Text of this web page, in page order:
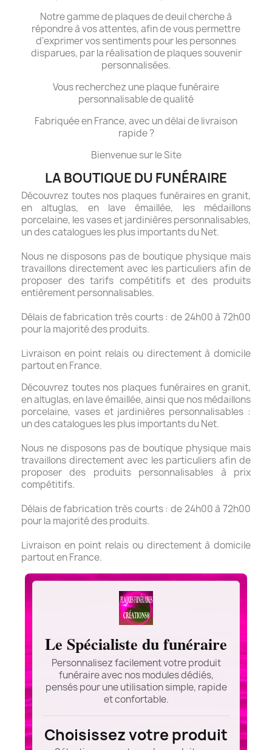
Notre gamme de plaques de deuil cherche à
répondre à vos attentes, afin de vous permettre
d'exprimer vos sentiments pour les personnes
disparues, par la réalisation de plaques souvenir
personnalisées.
Vous recherchez une plaque funéraire
personnalisable de qualité
Fabriquée en France, avec un délai de livraison
rapide ?
Bienvenue sur le Site
LA BOUTIQUE DU FUNÉRAIRE
Découvrez toutes nos plaques funéraires en granit,
en altuglas, en lave émaillée, les médaillons
porcelaine, les vases et jardinières personnalisables,
un des catalogues les plus importants du Net.
Nous ne disposons pas de boutique physique mais
travaillons directement avec les particuliers afin de
proposer des tarifs compétitifs et des produits
entièrement personnalisables.
Délais de fabrication très courts : de 24h00 à 72h00
pour la majorité des produits.
Livraison en point relais ou directement à domicile
partout en France.
Découvrez toutes nos plaques funéraires en granit,
en altuglas, en lave émaillée, ainsi que nos médaillons
porcelaine, vases et jardinières personnalisables :
un des catalogues les plus importants du Net.
Nous ne disposons pas de boutique physique mais
travaillons directement avec les particuliers afin de
proposer des produits personnalisables à prix
compétitifs.
Délais de fabrication très courts : de 24h00 à 72h00
pour la majorité des produits.
Livraison en point relais ou directement à domicile
partout en France.
Le Spécialiste du funéraire
Personnalisez facilement votre produit
funéraire avec nos modules dédiés,
pensés pour une utilisation simple, rapide
et confortable.
Choisissez votre produit